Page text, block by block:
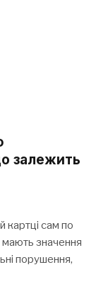
залежить
картці сам по
мають значення
порушення,